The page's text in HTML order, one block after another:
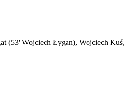
(53' Wojciech Łygan), Wojciech Kuś,